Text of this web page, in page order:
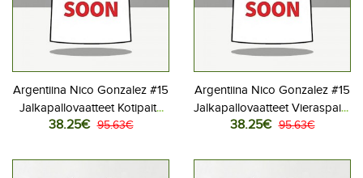
Argentiina Nico Gonzalez #15
Jalkapallovaatteet Kotipaita
MM-kisat 2026 Lyhythihainen
38.25€ 95.63€
Argentiina Nico Gonzalez #15
Jalkapallovaatteet Vieraspaita
MM-kisat 2026 Lyhythihainen
38.25€ 95.63€